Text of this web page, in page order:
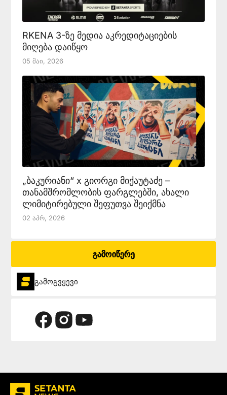
RKENA 3-ზე მედია აკრედიტაციების
მიღება დაიწყო
05 Მაი, 2026
„ბაკურიანი“ x გიორგი მიქაუტაძე –
თანამშრომლობის ფარგლებში, ახალი
ლიმიტირებული შეფუთვა შეიქმნა
02 Აპრ, 2026
გამოიწერე
გამოგვყევი